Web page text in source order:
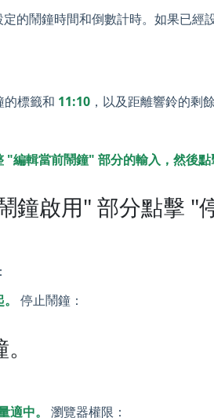
的鬧鐘時間和倒數計時。如果已經
的標籤和 11:10 ，以及距離響鈴的剩餘
編輯當前鬧鐘" 部分的輸入，然後點
啟用" 部分點擊 "
停止鬧鐘：
中。
瀏覽器權限：